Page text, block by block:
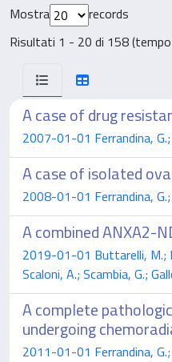
Mostra
records
Risultati 1 - 20 di 158
A case of drug
2007-01-01 Ferrandina, G.;
A case of isolated
2008-01-01 Ferrandina,
A combined ANXA2-
2019-01-01 Buttarelli, M.;
Scaloni, A.; Scambia, G.;
A complete
undergoing
2011-01-01 Ferrandina, G.;